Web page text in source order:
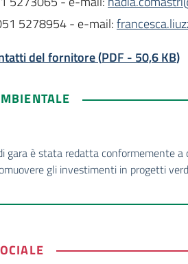
5278954 - e-mail:
del fornitore(PDF - 50,6 KB)
gara è stata redatta conformemente
gli investimenti in progetti